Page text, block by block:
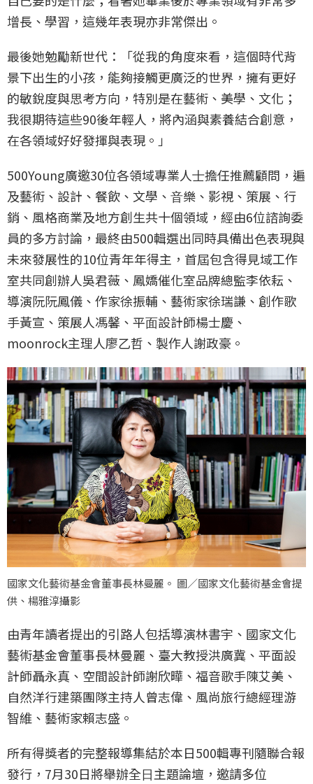
增長、學習，這幾年表現亦非常傑出。
最後她勉勵新世代：「從我的角度來看，這個時代背
景下出生的小孩，能夠接觸更廣泛的世界，擁有更好
的敏銳度與思考方向，特別是在藝術、美學、文化；
我很期待這些90後年輕人，將內涵與素養結合創意，
在各領域好好發揮與表現。」
500Young廣邀30位各領域專業⼈⼠擔任推薦顧問，遍
及藝術、設計、餐飲、文學、⾳樂、影視、策展、行
銷、風格商業及地⽅創⽣共十個領域，經由6位諮詢委
員的多⽅討論，最終由500輯選出同時具備出⾊表現與
未來發展性的10位青年年得主，首屆包含得見域工作
室共同創辦⼈吳君薇、鳳嬌催化室品牌總監李依耘、
導演阮阮鳳儀、作家徐振輔、藝術家徐瑞謙、創作歌
⼿黃宣、策展⼈馮馨、平⾯設計師楊士慶、
moonrock主理⼈廖乙哲、製作人謝政豪。
國家文化藝術基金會董事長林曼麗。 圖／國家文化藝術基金會提
供、楊雅淳攝影
由青年讀者提出的引路人包括導演林書宇、國家⽂化
藝術基金會董事長林曼麗、臺⼤教授洪廣冀、平面設
計師聶永真、空間設計師謝欣曄、福音歌⼿陳艾美、
⾃然洋⾏建築團隊主持人曾志偉、風尚旅行總經理游
智維、藝術家賴志盛。
所有得獎者的完整報導集結於本日500輯專刊隨聯合報
發行，7月30日將舉辦全⽇主題論壇，邀請多位